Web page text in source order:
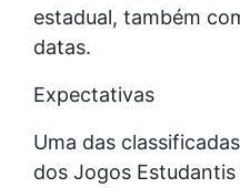
estadual, também
datas.
Expectativas
Uma das
dos Jogos